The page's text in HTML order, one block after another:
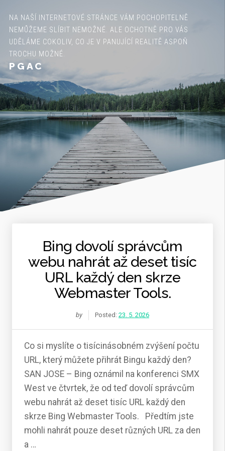
NA NAŠÍ INTERNETOVÉ STRÁNCE VÁM POCHOPITELNĚ
NEMŮŽEME SLÍBIT NEMOŽNÉ. ALE OCHOTNĚ PRO VÁS
UDĚLÁME COKOLIV, CO JE V PANUJÍCÍ REALITĚ ASPOŇ
TROCHU MOŽNÉ.
PGAC
Bing dovolí správcům
webu nahrát až deset tisíc
URL každý den skrze
Webmaster Tools.
by Posted: 23. 5. 2026
Co si myslíte o tisícinásobném zvýšení počtu
URL, který můžete přihrát Bingu každý den?
SAN JOSE – Bing oznámil na konferenci SMX
West ve čtvrtek, že od teď dovolí správcům
webu nahrát až deset tisíc URL každý den
skrze Bing Webmaster Tools. Předtím jste
mohli nahrát pouze deset různých URL za den
a …